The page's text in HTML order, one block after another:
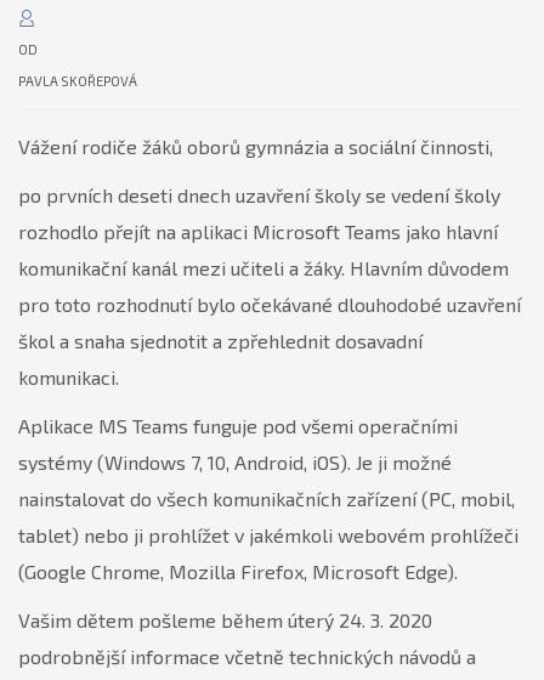
OD
PAVLA SKOŘEPOVÁ
Vážení rodiče žáků oborů gymnázia a sociální činnosti,
po prvních deseti dnech uzavření školy se vedení školy
rozhodlo přejít na aplikaci Microsoft Teams jako hlavní
komunikační kanál mezi učiteli a žáky. Hlavním důvodem
pro toto rozhodnutí bylo očekávané dlouhodobé uzavření
škol a snaha sjednotit a zpřehlednit dosavadní
komunikaci.
Aplikace MS Teams funguje pod všemi operačními
systémy (Windows 7, 10, Android, iOS). Je ji možné
nainstalovat do všech komunikačních zařízení (PC, mobil,
tablet) nebo ji prohlížet v jakémkoli webovém prohlížeči
(Google Chrome, Mozilla Firefox, Microsoft Edge).
Vašim dětem pošleme během úterý 24. 3. 2020
podrobnější informace včetně technických návodů a